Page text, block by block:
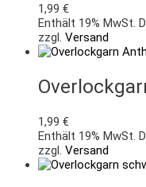
1,99 €
Enthält 19% MwSt.
zzgl. Versand
1,99 €
Enthält 19% MwSt.
zzgl. Versand